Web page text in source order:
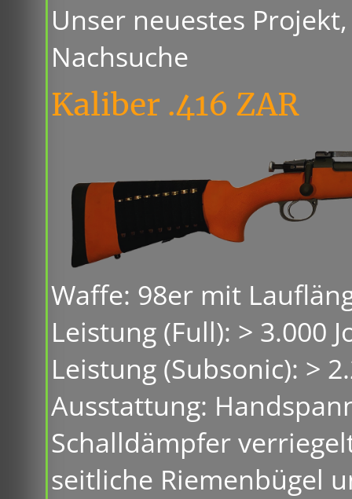
Unser neuestes
Nachsuche
Kaliber .416 ZAR
Waffe: 98er mit
Leistung (Full): > 3.000
Leistung (Subsonic): >
Ausstattung:
Schalldämpfer
seitliche Riemenbügel